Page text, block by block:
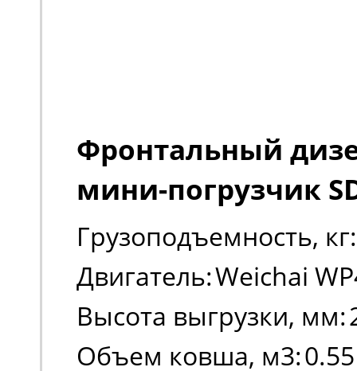
Фронтальный
мини-погрузчик
Грузоподъемность, кг:
Двигатель:Weichai
Высота выгрузки, мм:
Объем ковша, м3:0.55